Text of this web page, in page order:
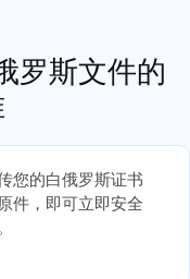
罗斯文件的
您的白俄罗斯证书
件，即可立即安全